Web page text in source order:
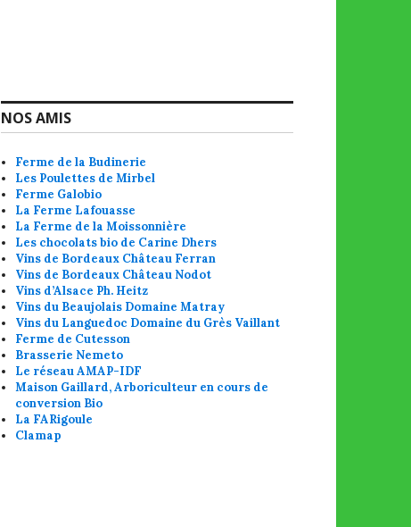
NOS AMIS
Ferme de la Budinerie
Les Poulettes de Mirbel
Ferme Galobio
La Ferme Lafouasse
La Ferme de la Moissonnière
Les chocolats bio de Carine Dhers
Vins de Bordeaux Château Ferran
Vins de Bordeaux Château Nodot
Vins d’Alsace Ph. Heitz
Vins du Beaujolais Domaine Matray
Vins du Languedoc Domaine du Grès Vaillant
Ferme de Cutesson
Brasserie Nemeto
Le réseau AMAP-IDF
Maison Gaillard, Arboriculteur en cours de
conversion Bio
La FARigoule
Clamap